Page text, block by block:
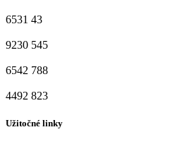
6531 43
9230 545
6542 788
4492 823
Užitočné linky